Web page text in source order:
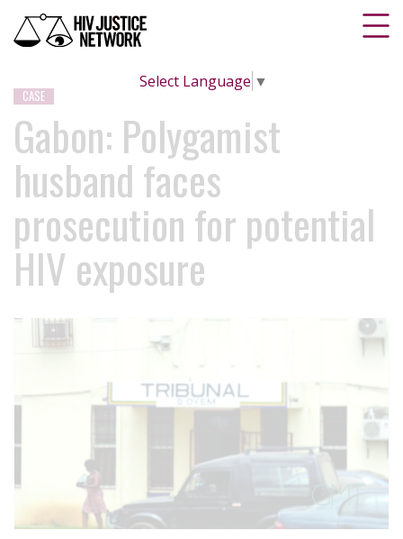
Select Language ▼
CASE
Gabon: Polygamist
husband faces
prosecution for potential
HIV exposure